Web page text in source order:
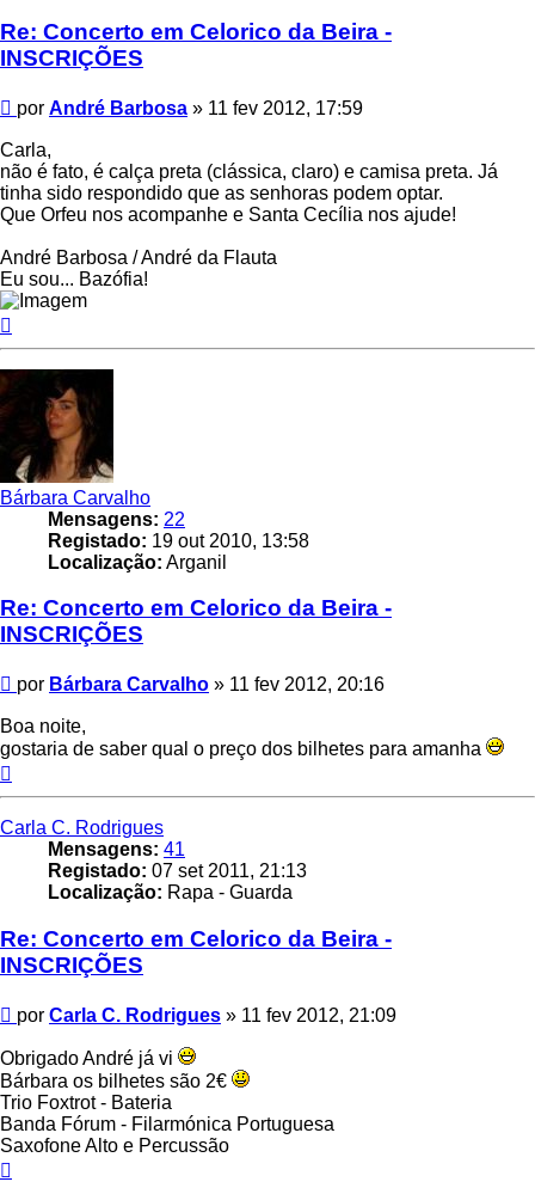
Re: Concerto em Celorico da Beira -
INSCRIÇÕES
Mensagem
por André Barbosa » 11 fev 2012, 17:59
Carla,
não é fato, é calça preta (clássica, claro) e camisa preta. Já
tinha sido respondido que as senhoras podem optar.
Que Orfeu nos acompanhe e Santa Cecília nos ajude!
André Barbosa / André da Flauta
Eu sou... Bazófia!
Bárbara Carvalho
Mensagens: 22
Registado: 19 out 2010, 13:58
Localização: Arganil
Re: Concerto em Celorico da Beira -
INSCRIÇÕES
Mensagem
por Bárbara Carvalho » 11 fev 2012, 20:16
Boa noite,
gostaria de saber qual o preço dos bilhetes para amanha
Carla C. Rodrigues
Mensagens: 41
Registado: 07 set 2011, 21:13
Localização: Rapa - Guarda
Re: Concerto em Celorico da Beira -
INSCRIÇÕES
Mensagem
por Carla C. Rodrigues » 11 fev 2012, 21:09
Obrigado André já vi
Bárbara os bilhetes são 2€
Trio Foxtrot - Bateria
Banda Fórum - Filarmónica Portuguesa
Saxofone Alto e Percussão